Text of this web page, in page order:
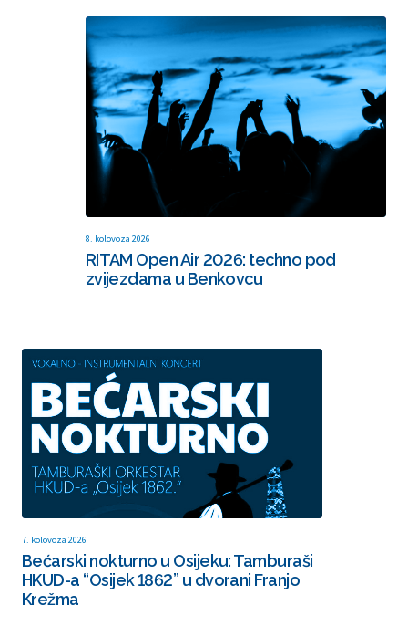
8. kolovoza 2026
RITAM Open Air 2026: techno pod
zvijezdama u Benkovcu
7. kolovoza 2026
Bećarski nokturno u Osijeku: Tamburaši
HKUD-a “Osijek 1862” u dvorani Franjo
Krežma